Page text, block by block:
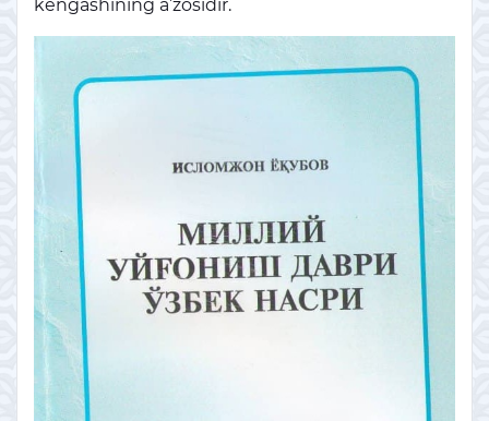
kengashining a’zosidir.